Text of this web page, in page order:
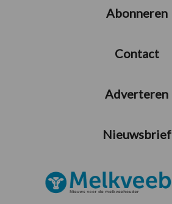
Abonneren
Contact
Adverteren
Nieuwsbrief